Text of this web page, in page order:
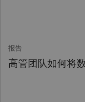
报告
高管团队如何将